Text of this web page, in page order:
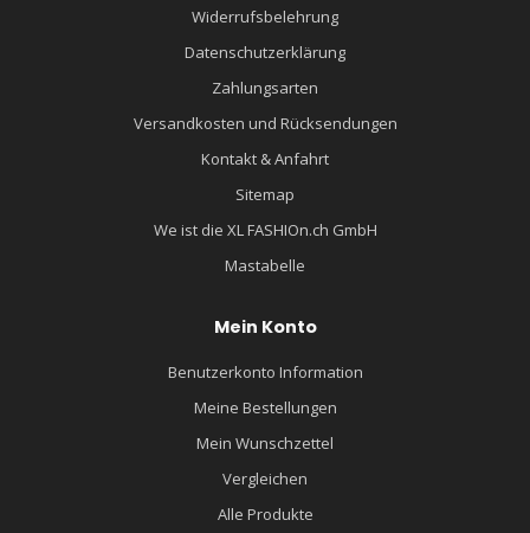
Widerrufsbelehrung
Datenschutzerklärung
Zahlungsarten
Versandkosten und Rücksendungen
Kontakt & Anfahrt
Sitemap
We ist die XL FASHIOn.ch GmbH
Mastabelle
Mein Konto
Benutzerkonto Information
Meine Bestellungen
Mein Wunschzettel
Vergleichen
Alle Produkte